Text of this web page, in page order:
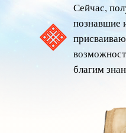
Сейчас,
познавшие
благим